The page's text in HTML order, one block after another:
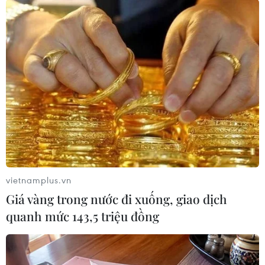
năm nay, các vận động viên thể dục dụng cụ
Việt Nam phấn đấu giành hạng Nhất, Nhì toàn
đoàn ở bộ môn này, mang vinh quang về cho Tổ
quốc.
Giải vô địch Thể dục dụng cụ quốc gia năm 2019
dự kiến bế mạc vào ngày 21/9./.
(TTXVN/Vietnam+)
vietnamplus.vn
Giá vàng trong nước đi xuống, giao dịch
quanh mức 143,5 triệu đồng